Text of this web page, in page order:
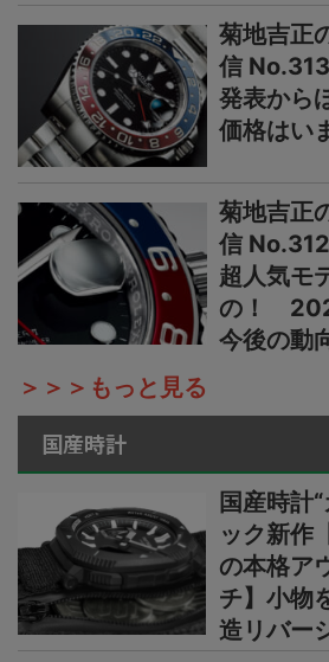
菊地吉正
信
発表から
価格はい
菊地吉正
信
超人気モ
の！
今後の動
＞＞＞もっと見る
国産時計
国産時計
ック新作
の本格ア
チ】小物
造リバー